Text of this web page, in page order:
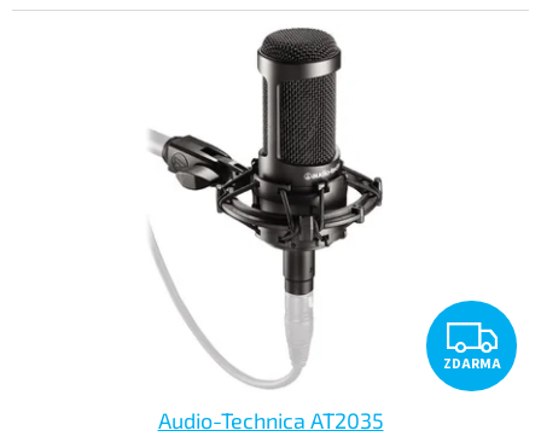
Z
D
ZDARMA
Audio-Technica AT2035